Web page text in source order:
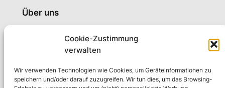
Cookie-Zustimmung
verwalten
Wir verwenden Technologien wie Cookies, um Geräteinformationen zu
speichern und/oder darauf zuzugreifen. Wir tun dies, um das Browsing-
Über uns
Privathaftpflichtversicherung
Impressum